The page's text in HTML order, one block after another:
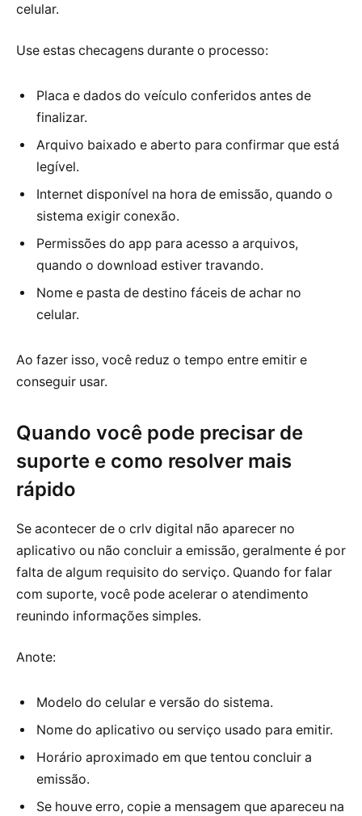
celular.
Use estas checagens durante o processo:
Placa e dados do veículo conferidos antes de
finalizar.
Arquivo baixado e aberto para confirmar que está
legível.
Internet disponível na hora de emissão, quando o
sistema exigir conexão.
Permissões do app para acesso a arquivos,
quando o download estiver travando.
Nome e pasta de destino fáceis de achar no
celular.
Ao fazer isso, você reduz o tempo entre emitir e
conseguir usar.
Quando você pode precisar de
suporte e como resolver mais
rápido
Se acontecer de o crlv digital não aparecer no
aplicativo ou não concluir a emissão, geralmente é por
falta de algum requisito do serviço. Quando for falar
com suporte, você pode acelerar o atendimento
reunindo informações simples.
Anote:
Modelo do celular e versão do sistema.
Nome do aplicativo ou serviço usado para emitir.
Horário aproximado em que tentou concluir a
emissão.
Se houve erro, copie a mensagem que apareceu na